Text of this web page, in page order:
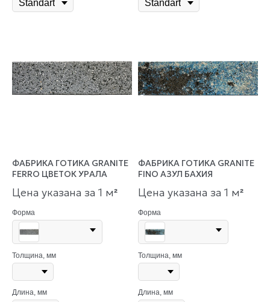
ФАБРИКА ГОТИКА GRANITE
FERRO ЦВЕТОК УРАЛА
Цена указана за 1 м²
Форма
Толщина, мм
Длина, мм
ФАБРИКА ГОТИКА GRANITE
FINO АЗУЛ БАХИЯ
Цена указана за 1 м²
Форма
Толщина, мм
Длина, мм